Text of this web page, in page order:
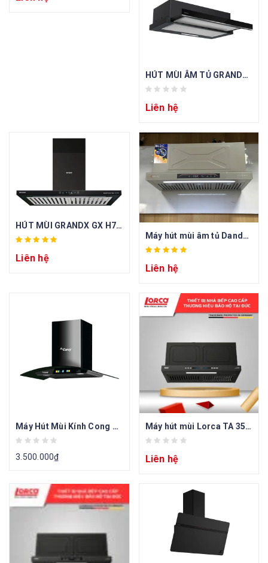
HÚT MÙI ÂM TỦ GRANDX GX H60F56B
Liên hệ
HÚT MÙI GRANDX GX H70T65
Liên hệ
Máy hút mùi âm tủ Dandy DY-X35BLDC-X
Liên hệ
Máy Hút Mùi Kính Cong CZ Smart 88S Serial 8.0
3.500.000₫
Máy hút mùi Lorca TA 359BS-70CM
Liên hệ